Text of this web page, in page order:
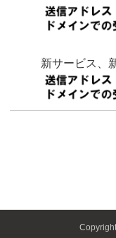
新サービス、